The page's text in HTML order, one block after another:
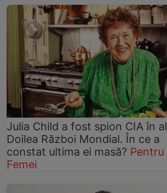
Julia Child a fost spion CIA în al
Doilea Război Mondial. În ce a
constat ultima ei masă? Pentru
Femei